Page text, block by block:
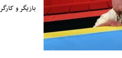
بازیگر و